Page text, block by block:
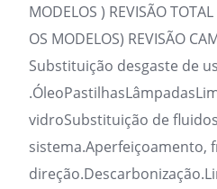
MODELOS ) REVISÃO
OS MODELOS) REVISÃO
Substituição desgaste de
vidroSubstituição de
sistema.Aperfeiçoamento,